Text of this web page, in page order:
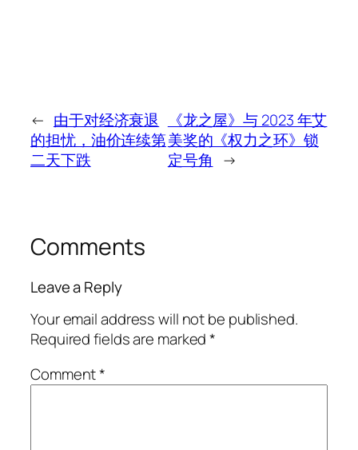
← 由于对经济衰退
的担忧，油价连续第
二天下跌
《龙之屋》与 2023 年艾
美奖的《权力之环》锁
定号角
→
Comments
Leave a Reply
Your email address will not be published.
Required fields are marked*
Comment*